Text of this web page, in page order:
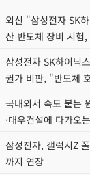
외신 "삼성전자 SK
산 반도체 장비 시험
삼성전자 SK하이닉
권가 비판, "반도체
국내외서 속도 붙는
·대우건설에 다가오
삼성전자, 갤럭시Z
까지 연장